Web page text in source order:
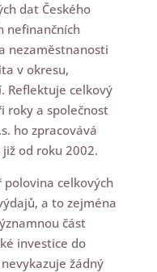
dat Českého
nefinančních
nezaměstnanosti
v okresu,
Reflektuje celkový
roky a společnost
ho zpracovává
od roku 2002.
celkových
a to zejména
část
investice do
žádný